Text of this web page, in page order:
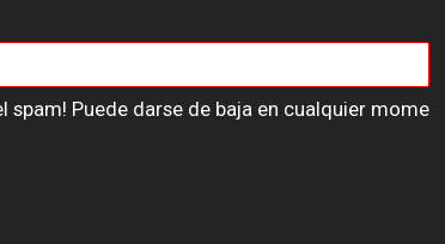
spam! Puede darse de baja en cualquier mome